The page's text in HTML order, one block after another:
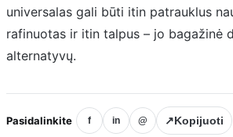
universalas gali būti itin patrauklus
rafinuotas ir itin talpus – jo bagažinė
alternatyvų.
Pasidalinkite f in @ ↗Kopijuoti